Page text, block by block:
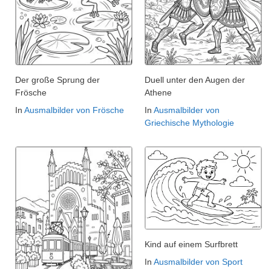
Der große Sprung der
Frösche
In Ausmalbilder von Frösche
Duell unter den Augen der
Athene
In Ausmalbilder von
Griechische Mythologie
Kind auf einem Surfbrett
In Ausmalbilder von Sport